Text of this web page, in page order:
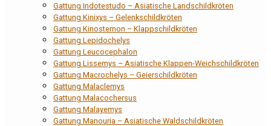
Gattung Indotestudo – Asiatische Landschildkröten
Gattung Kinixys – Gelenkschildkröten
Gattung Kinosternon – Klappschildkröten
Gattung Lepidochelys
Gattung Leucocephalon
Gattung Lissemys – Asiatische Klappen-Weichschildkröten
Gattung Macrochelys – Geierschildkröten
Gattung Malaclemys
Gattung Malacochersus
Gattung Malayemys
Gattung Manouria – Asiatische Waldschildkröten